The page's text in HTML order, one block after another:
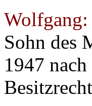
Wolfgang:
Sohn des
1947